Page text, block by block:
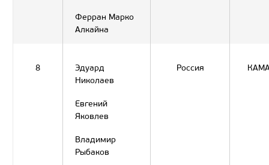
Ферран Марко
Алкайна
8
Эдуард
Николаев
Евгений
Яковлев
Владимир
Рыбаков
Россия